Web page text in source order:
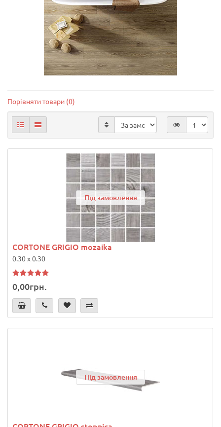
Порівняти товари (0)
Під замовлення
CORTONE GRIGIO mozaika
0.30 x 0.30
0,00грн.
Під замовлення